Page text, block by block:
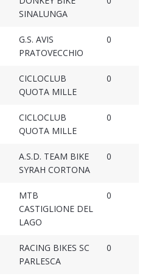
SINALUNGA
G.S. AVIS
PRATOVECCHIO
0
CICLOCLUB
QUOTA MILLE
0
CICLOCLUB
QUOTA MILLE
0
A.S.D. TEAM BIKE
SYRAH CORTONA
0
MTB
CASTIGLIONE DEL
LAGO
0
RACING BIKES SC
PARLESCA
0